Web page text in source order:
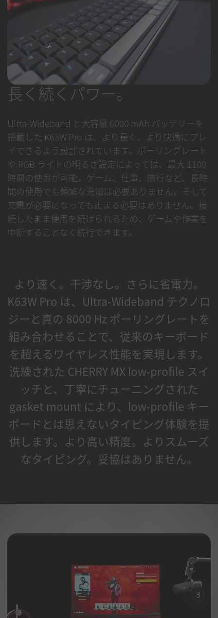
長く続くパワー。
Ultra-Wideband と大容量 6000 mAh バッテリーを
搭載した K63W Pro は、より長く、より快適にプレ
イできるよう設計されています。ポーリングレート
や RGB ライトの明るさ設定によっては、最大 1100
時間の使用が可能。ゲーム、仕事、旅行など、長時
間の使用でも頻繁な充電は必要ありません。そして
充電が必要になっても止まる必要はありません。接
続したまま使用を続けられるため、ゲームや作業を
中断することなく続行できます。
より速く。干渉なし。さらに省電力。
K63W Pro は、Ultra-Wideband テクノロ
ジーと真の 8000 Hz ポーリングレートを
組み合わせることで、従来のキーボード
を超えるワイヤレス性能を実現します。
洗練された CHERRY MX low-profile スイ
ッチと、丁寧にチューニングされた
gasket mount により、low-profile キー
ボードとは思えないタイピング体験を提
供します。より高い精度。よりスムーズ
なタイピング。妥協はありません。
3